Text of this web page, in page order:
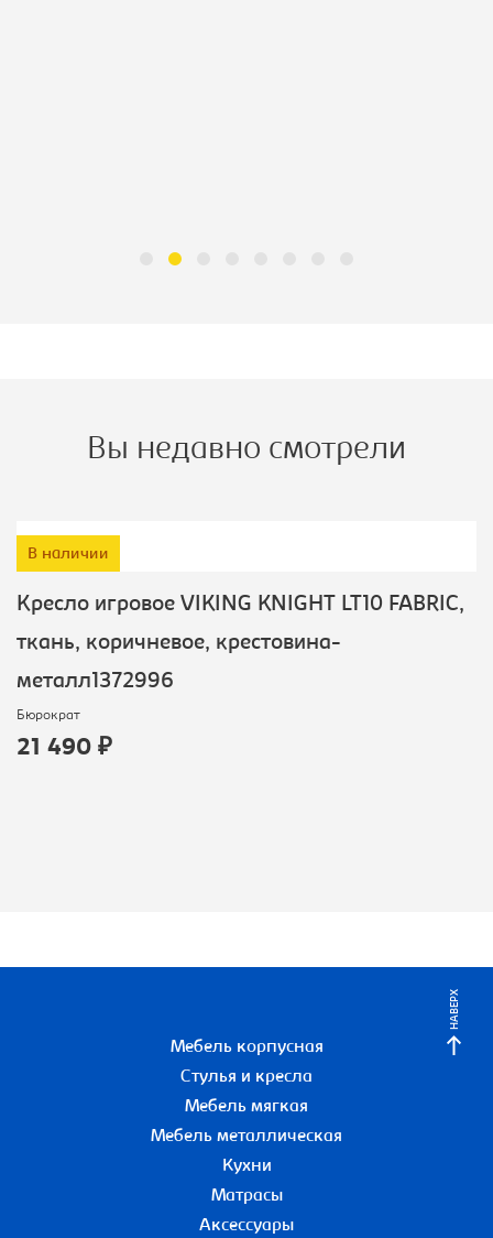
Вы недавно смотрели
В наличии
Кресло игровое VIKING KNIGHT LT10 FABRIC,
ткань, коричневое, крестовина-
металл1372996
Бюрократ
21 490 ₽
НАВЕРХ
Мебель корпусная
Стулья и кресла
Мебель мягкая
Мебель металлическая
Кухни
Матрасы
Аксессуары